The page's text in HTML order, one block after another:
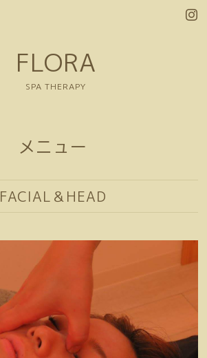
FLORA
SPA THERAPY
メニュー
FACIAL＆HEAD